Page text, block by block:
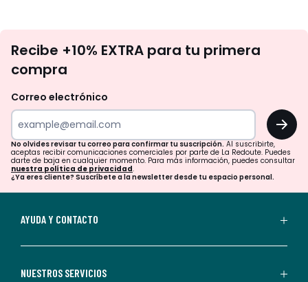
te
tu
para
confirmar
tu
suscripción.
aceptas
Recibe +10% EXTRA para tu primera
compra
Correo electrónico
OK
No olvides revisar tu correo para confirmar tu suscripción. Al suscribirte,
aceptas recibir comunicaciones comerciales por parte de La Redoute. Puedes
darte de baja en cualquier momento. Para más información, puedes consultar
nuestra política de privacidad.
¿Ya eres cliente? Suscríbete a la newsletter desde tu espacio personal.
AYUDA Y CONTACTO
NUESTROS SERVICIOS